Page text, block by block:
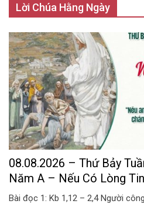
Lời Chúa Hằng Ngày
08.08.2026 – Thứ Bảy
Năm A – Nếu Có Lòng
Bài đọc 1: Kb 1,12 – 2,4 Người